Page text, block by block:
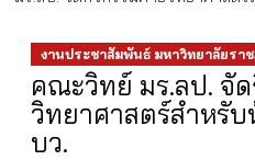
งานประชาสัมพันธ์ มหาวิทยาลัยรา
คณะวิทย์ มร.ลป. จั
วิทยาศาสตร์สำหรับ
บว.